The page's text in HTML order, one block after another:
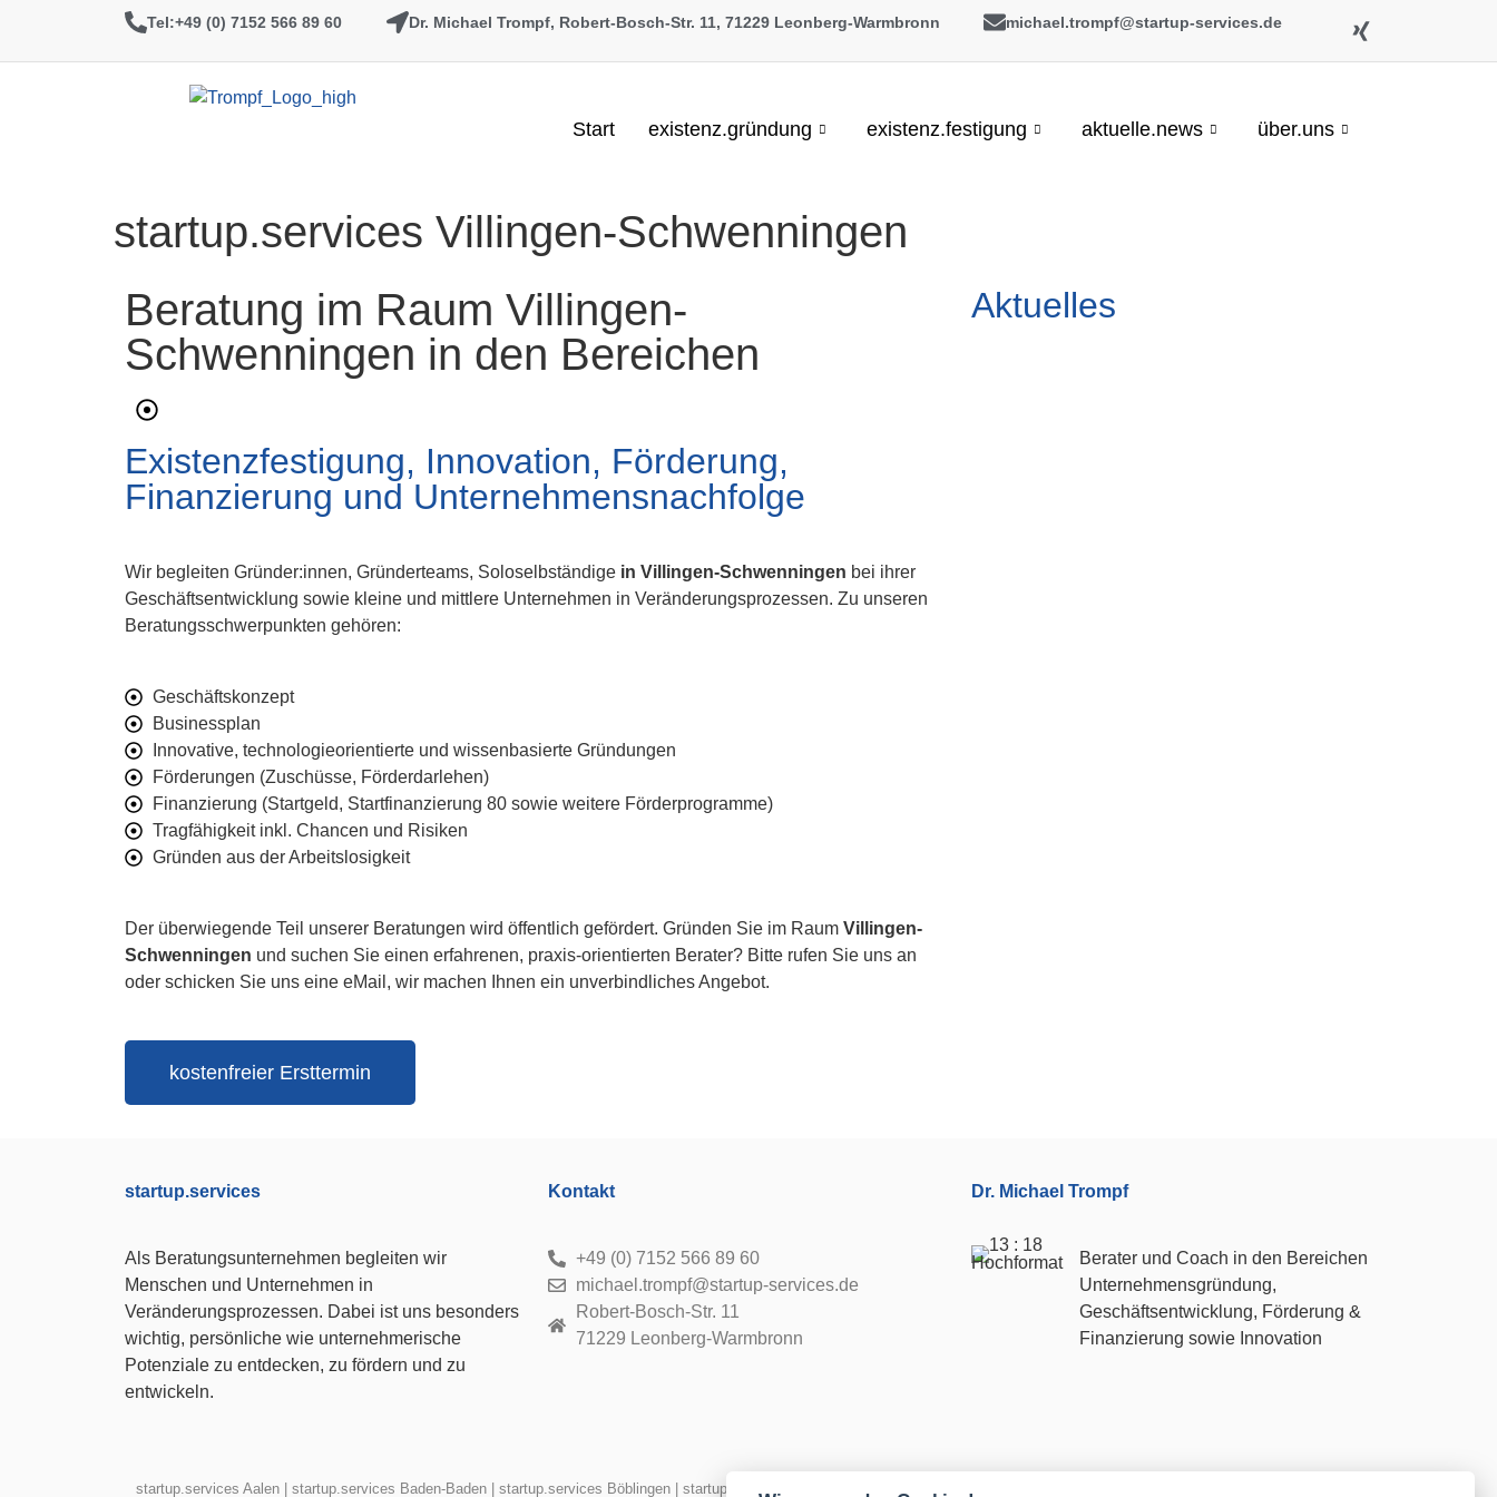
Tel:+49 (0) 7152 566 89 60 Dr. Michael Trompf, Robert-Bosch-Str. 11, 71229 Leonberg-Warmbronn michael.trompf@startup-services.de
Start existenz.gründung existenz.festigung aktuelle.news über.uns
startup.services Villingen-Schwenningen
Beratung im Raum Villingen-
Schwenningen in den Bereichen
Existenzfestigung, Innovation, Förderung,
Finanzierung und Unternehmensnachfolge
Wir begleiten Gründer:innen, Gründerteams, Soloselbständige in Villingen-Schwenningen bei ihrer
Geschäftsentwicklung sowie kleine und mittlere Unternehmen in Veränderungsprozessen. Zu unseren
Beratungsschwerpunkten gehören:
Geschäftskonzept
Businessplan
Innovative, technologieorientierte und wissenbasierte Gründungen
Förderungen (Zuschüsse, Förderdarlehen)
Finanzierung (Startgeld, Startfinanzierung 80 sowie weitere Förderprogramme)
Tragfähigkeit inkl. Chancen und Risiken
Gründen aus der Arbeitslosigkeit
Der überwiegende Teil unserer Beratungen wird öffentlich gefördert. Gründen Sie im Raum Villingen-
Schwenningen und suchen Sie einen erfahrenen, praxis-orientierten Berater? Bitte rufen Sie uns an
oder schicken Sie uns eine eMail, wir machen Ihnen ein unverbindliches Angebot.
kostenfreier Ersttermin
Aktuelles
startup.services
Als Beratungsunternehmen begleiten wir
Menschen und Unternehmen in
Veränderungsprozessen. Dabei ist uns besonders
wichtig, persönliche wie unternehmerische
Potenziale zu entdecken, zu fördern und zu
entwickeln.
Kontakt
+49 (0) 7152 566 89 60
michael.trompf@startup-services.de
Robert-Bosch-Str. 11
71229 Leonberg-Warmbronn
Dr. Michael Trompf
Berater und Coach in den Bereichen
Unternehmensgründung,
Geschäftsentwicklung, Förderung &
Finanzierung sowie Innovation
startup.services Aalen| startup.services Baden-Baden| startup.services Böblingen| startup.services Esslingen